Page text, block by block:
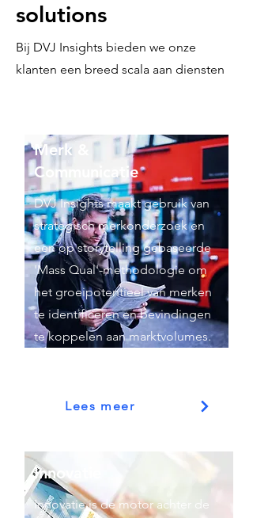
solutions
Bij DVJ Insights bieden we onze
klanten een breed scala aan diensten
Merk &
Communicatie
DVJ Insights maakt gebruik van
strategisch merkonderzoek en
een op storytelling gebaseerde
'Mass Qual'-methodologie om
het groeipotentieel van merken
te identificeren en bevindingen
te koppelen aan marktvolumes.
Lees meer
Innovatie
Innovatie is de motor achter de